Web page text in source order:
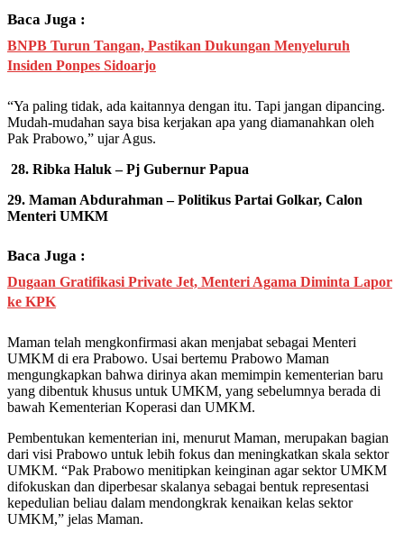
Baca Juga :
BNPB Turun Tangan, Pastikan Dukungan Menyeluruh
Insiden Ponpes Sidoarjo
“Ya paling tidak, ada kaitannya dengan itu. Tapi jangan dipancing.
Mudah-mudahan saya bisa kerjakan apa yang diamanahkan oleh
Pak Prabowo,” ujar Agus.
28. Ribka Haluk – Pj Gubernur Papua
29. Maman Abdurahman – Politikus Partai Golkar, Calon
Menteri UMKM
Baca Juga :
Dugaan Gratifikasi Private Jet, Menteri Agama Diminta Lapor
ke KPK
Maman telah mengkonfirmasi akan menjabat sebagai Menteri
UMKM di era Prabowo. Usai bertemu Prabowo Maman
mengungkapkan bahwa dirinya akan memimpin kementerian baru
yang dibentuk khusus untuk UMKM, yang sebelumnya berada di
bawah Kementerian Koperasi dan UMKM.
Pembentukan kementerian ini, menurut Maman, merupakan bagian
dari visi Prabowo untuk lebih fokus dan meningkatkan skala sektor
UMKM. “Pak Prabowo menitipkan keinginan agar sektor UMKM
difokuskan dan diperbesar skalanya sebagai bentuk representasi
kepedulian beliau dalam mendongkrak kenaikan kelas sektor
UMKM,” jelas Maman.